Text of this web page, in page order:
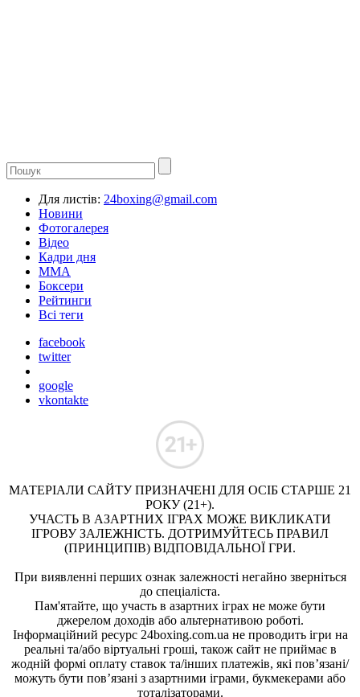
Для листів: 24boxing@gmail.com
Новини
Фотогалерея
Відео
Кадри дня
ММА
Боксери
Рейтинги
Всі теги
facebook
twitter
google
vkontakte
МАТЕРІАЛИ САЙТУ ПРИЗНАЧЕНІ ДЛЯ ОСІБ СТАРШЕ 21
РОКУ (21+).
УЧАСТЬ В АЗАРТНИХ ІГРАХ МОЖЕ ВИКЛИКАТИ
ІГРОВУ ЗАЛЕЖНІСТЬ. ДОТРИМУЙТЕСЬ ПРАВИЛ
(ПРИНЦИПІВ) ВІДПОВІДАЛЬНОЇ ГРИ.
При виявленні перших ознак залежності негайно зверніться
до спеціаліста.
Пам'ятайте, що участь в азартних іграх не може бути
джерелом доходів або альтернативою роботі.
Інформаційний ресурс 24boxing.com.ua не проводить ігри на
реальні та/або віртуальні гроші, також сайт не приймає в
жодній формі оплату ставок та/інших платежів, які пов’язані/
можуть бути пов’язані з азартними іграми, букмекерами або
тоталізаторами.